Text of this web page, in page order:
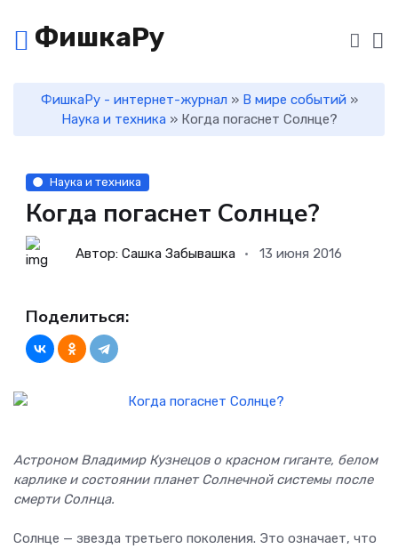
ФишкаРу
ФишкаРу - интернет-журнал » В мире событий »
Наука и техника » Когда погаснет Солнце?
Наука и техника
Когда погаснет Солнце?
Автор: Сашка Забывашка 13 июня 2016
Поделиться:
Астроном Владимир Кузнецов о красном гиганте, белом
карлике и состоянии планет Солнечной системы после
смерти Солнца.
Солнце — звезда третьего поколения. Это означает, что